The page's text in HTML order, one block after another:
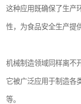
这种应用既确保了生产
性，为食品安全生产提
机械制造领域同样离不
它被广泛应用于制造各
等。